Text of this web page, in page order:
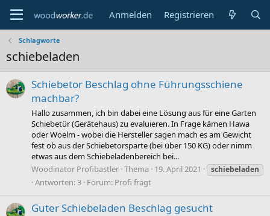
Anmelden Registrieren
Schlagworte
schiebeladen
Schiebetor Beschlag ohne Führungsschiene
machbar?
Hallo zusammen, ich bin dabei eine Lösung aus für eine Garten
Schiebetür (Gerätehaus) zu evaluieren. In Frage kämen Hawa
oder Woelm - wobei die Hersteller sagen mach es am Gewicht
fest ob aus der Schiebetorsparte (bei über 150 KG) oder nimm
etwas aus dem Schiebeladenbereich bei...
Woodinator Profibastler Thema 19. April 2021 schiebeladen
Antworten: 3 Forum: Profi fragt
Guter Schiebeladen Beschlag gesucht